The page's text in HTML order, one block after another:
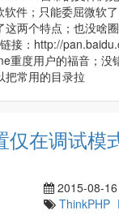
件；只能委屈微软
两个特点；也没啥
接：http://
重度用户的福音；没
把常用的目录拉
仅在调试模
2015-08-16
ThinkPHP